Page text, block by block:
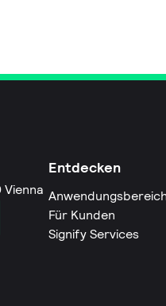
Entdecken
Für Kunden
Signify Services